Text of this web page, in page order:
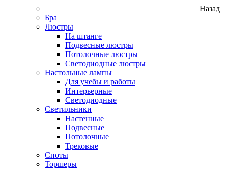
Назад
Бра
Люстры
На штанге
Подвесные люстры
Потолочные люстры
Светодиодные люстры
Настольные лампы
Для учебы и работы
Интерьерные
Светодиодные
Светильники
Настенные
Подвесные
Потолочные
Трековые
Споты
Торшеры